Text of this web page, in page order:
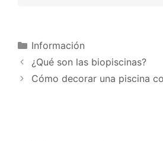
Información
¿Qué son las biopiscinas?
Cómo decorar una piscina